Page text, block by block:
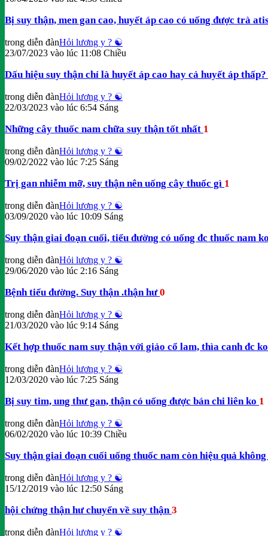
Bị suy thận, men gan cao, huyết áp cao có uống được trà
trong diễn đànHỏi lương y ? ☯️
23/07/2023 vào lúc 11:08 Chiều
Dấu hiệu suy thận chỉ là huyết áp cao hay cả huyết áp thấp?
trong diễn đànHỏi lương y ? ☯️
22/03/2023 vào lúc 6:54 Sáng
Những cây thuốc nam chữa suy thận tốt nhất 1
trong diễn đànHỏi lương y ? ☯️
09/02/2022 vào lúc 7:25 Sáng
Trị gan nhiễm mỡ, suy thận nên uống cây thuốc gì 1
trong diễn đànHỏi lương y ? ☯️
03/09/2020 vào lúc 10:09 Sáng
Suy thận giai đoạn cuối, tiểu đường có uống đc thuốc nam ko
trong diễn đànHỏi lương y ? ☯️
29/06/2020 vào lúc 2:16 Sáng
Bệnh tiểu đường. Suy thận .thận hư0
trong diễn đànHỏi lương y ? ☯️
21/03/2020 vào lúc 9:14 Sáng
Kết hợp thuốc nam suy thận với giảo cổ lam, thìa canh đc ko
trong diễn đànHỏi lương y ? ☯️
12/03/2020 vào lúc 7:25 Sáng
Bị suy tim, ung thư gan, thận có uống được bán chi liên ko 1
trong diễn đànHỏi lương y ? ☯️
06/02/2020 vào lúc 10:39 Chiều
Suy thận giai đoạn cuối uống thuốc nam còn hiệu quả không
trong diễn đànHỏi lương y ? ☯️
15/12/2019 vào lúc 12:50 Sáng
hội chứng thận hư chuyển về suy thận 3
trong diễn đànHỏi lương y ? ☯️